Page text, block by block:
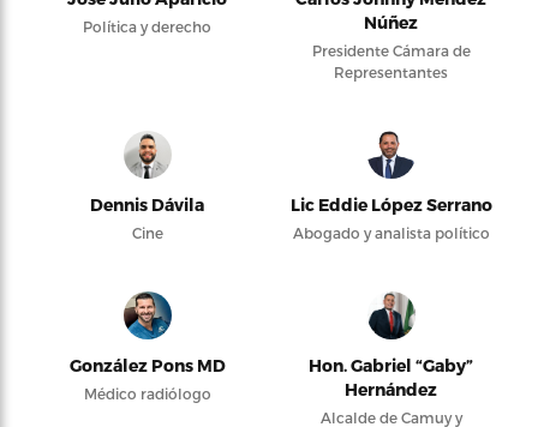
Política y derecho
Núñez
Presidente Cámara de
Representantes
Dennis Dávila
Cine
Lic Eddie López Serrano
Abogado y analista político
González Pons MD
Médico radiólogo
Hon. Gabriel “Gaby”
Hernández
Alcalde de Camuy y